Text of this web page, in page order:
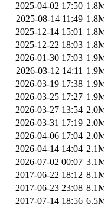
2025-04-02 17:50
2025-08-14 11:49
2025-12-14 15:01
2025-12-22 18:03
2026-01-30 17:03
2026-03-12 14:11
2026-03-19 17:38
2026-03-25 17:27
2026-03-27 13:54
2026-03-31 17:19
2026-04-06 17:04
2026-04-14 14:04
2026-07-02 00:07
2017-06-22 18:12
2017-06-23 23:08
2017-07-14 18:56